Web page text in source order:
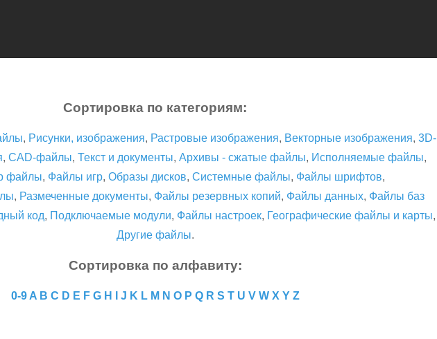
Сортировка по категориям:
, Рисунки, изображения, Растровые изображения, Векторные изображения, 3D-
, CAD-файлы, Текст и документы, Архивы - сжатые файлы, Исполняемые файлы,
файлы, Файлы игр, Образы дисков, Системные файлы, Файлы шрифтов,
, Размеченные документы, Файлы резервных копий, Файлы данных, Файлы баз
код, Подключаемые модули, Файлы настроек, Географические файлы и карты,
Другие файлы.
Сортировка по алфавиту:
0-9 A B C D E F G H J K L M N O P Q R S T U V W X Y Z